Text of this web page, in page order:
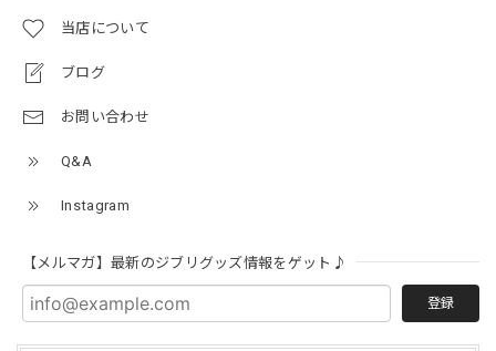
当店について
ブログ
お問い合わせ
Q&A
Instagram
【メルマガ】最新のジブリグッズ情報をゲット♪
登録